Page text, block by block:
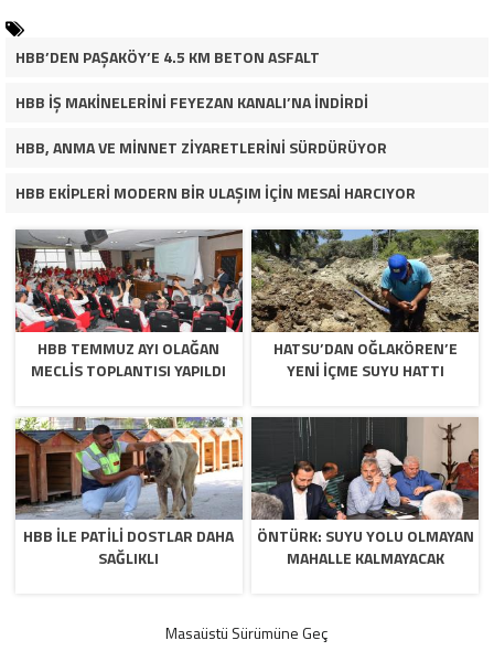
HBB’DEN PAŞAKÖY’E 4.5 KM BETON ASFALT
HBB İŞ MAKİNELERİNİ FEYEZAN KANALI’NA İNDİRDİ
HBB, ANMA VE MİNNET ZİYARETLERİNİ SÜRDÜRÜYOR
HBB EKİPLERİ MODERN BİR ULAŞIM İÇİN MESAİ HARCIYOR
HBB TEMMUZ AYI OLAĞAN
MECLİS TOPLANTISI YAPILDI
HATSU’DAN OĞLAKÖREN’E
YENİ İÇME SUYU HATTI
HBB İLE PATİLİ DOSTLAR DAHA
SAĞLIKLI
ÖNTÜRK: SUYU YOLU OLMAYAN
MAHALLE KALMAYACAK
Masaüstü Sürümüne Geç